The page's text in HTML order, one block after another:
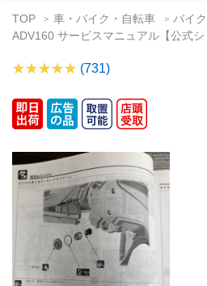
TOP 車・バイク・自転車 バイク
ADV160 サービスマニュアル【公式シ
(731)